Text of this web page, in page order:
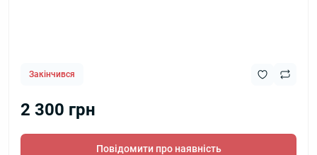
Закінчився
2 300 грн
Повідомити про наявність